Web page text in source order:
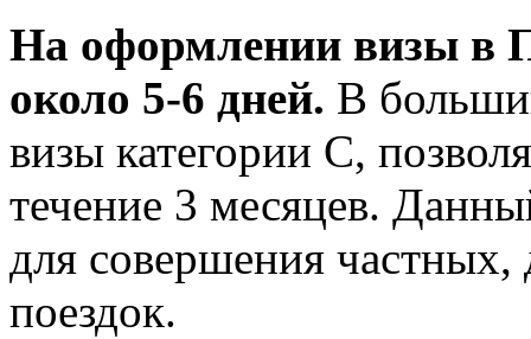
На оформлении визы в
около 5-6 дней. В
визы категории С,
течение 3 месяцев.
для совершения частных,
поездок.